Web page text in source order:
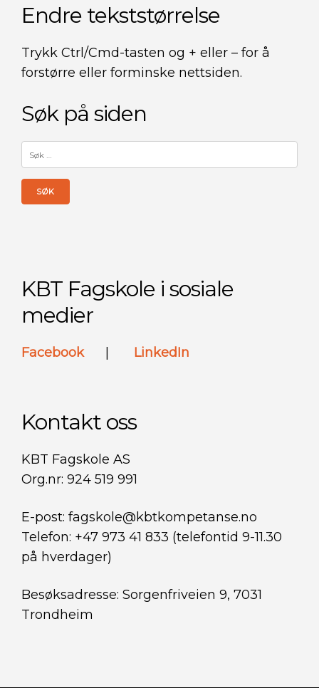
Endre tekststørrelse
Trykk Ctrl/Cmd-tasten og + eller – for å
forstørre eller forminske nettsiden.
Søk på siden
etter:
KBT Fagskole i sosiale
medier
Facebook LinkedIn
Kontakt oss
KBT Fagskole AS
Org.nr: 924 519 991
E-post: fagskole@kbtkompetanse.no
Telefon: +47 973 41 833 (telefontid 9-11.30
på hverdager)
Besøksadresse: Sorgenfriveien 9, 7031
Trondheim